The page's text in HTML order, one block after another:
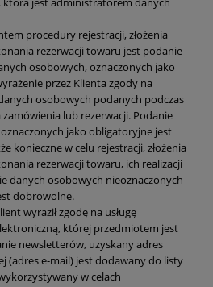
procedury rejestracji, złożenia
rezerwacji towaru jest podanie
osobowych, oznaczonych jako
przez Klienta zgody na
osobowych podanych podczas
zamówienia lub rezerwacji. Podanie
jako obligatoryjne jest
konieczne w celu rejestracji, złożenia
rezerwacji towaru, ich realizacji
danych osobowych nieoznaczonych
dobrowolne.
wyraził zgodę na usługę
której przedmiotem jest
newsletterów, uzyskany adres
(adres e-mail) jest dodawany do listy
w celach